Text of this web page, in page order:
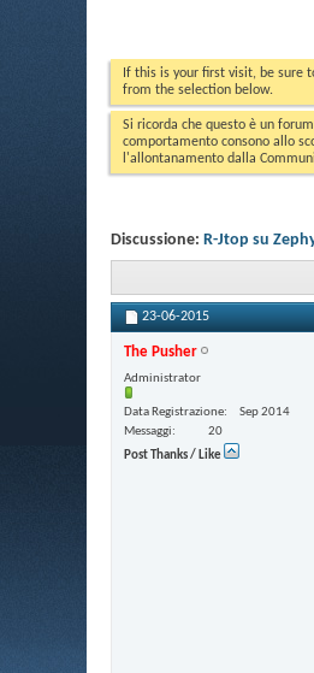
If this is your first visit, be sure
from the selection below.
Si ricorda che questo è un
comportamento consono allo
l'allontanamento dalla
Discussione: R-Jtop su
23-06-2015
The Pusher
Administrator
Data Registrazione
Sep 2014
Messaggi
20
Post Thanks / Like